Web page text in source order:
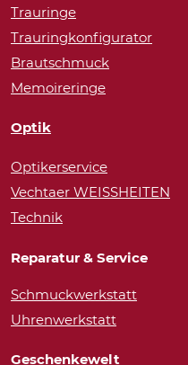
Trauringe
Trauringkonfigurator
Brautschmuck
Memoireringe
Optik
Optikerservice
Vechtaer WEISSHEITEN
Technik
Reparatur & Service
Schmuckwerkstatt
Uhrenwerkstatt
Geschenkewelt